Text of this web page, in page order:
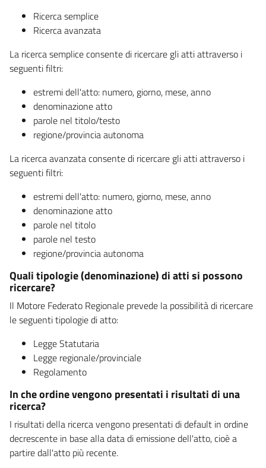
Ricerca semplice
Ricerca avanzata
La ricerca semplice consente di ricercare gli atti attraverso i
seguenti filtri:
estremi dell'atto: numero, giorno, mese, anno
denominazione atto
parole nel titolo/testo
regione/provincia autonoma
La ricerca avanzata consente di ricercare gli atti attraverso i
seguenti filtri:
estremi dell'atto: numero, giorno, mese, anno
denominazione atto
parole nel titolo
parole nel testo
regione/provincia autonoma
Quali tipologie (denominazione) di atti si possono
ricercare?
Il Motore Federato Regionale prevede la possibilità di ricercare
le seguenti tipologie di atto:
Legge Statutaria
Legge regionale/provinciale
Regolamento
In che ordine vengono presentati i risultati di una
ricerca?
I risultati della ricerca vengono presentati di default in ordine
decrescente in base alla data di emissione dell'atto, cioè a
partire dall'atto più recente.